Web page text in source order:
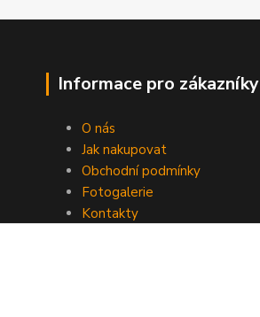
Informace pro zákazníky
O nás
Jak nakupovat
Obchodní podmínky
Fotogalerie
Kontakty